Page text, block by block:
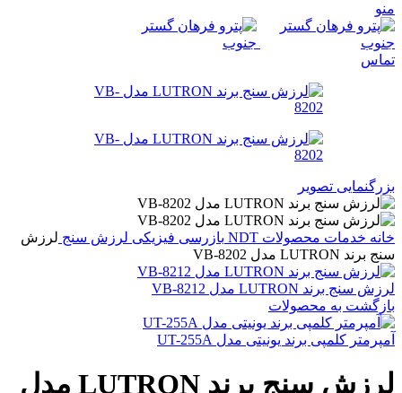
منو
تماس
بزرگنمایی تصویر
خانه خدمات محصولات NDT بازرسی فیزیکی لرزش سنج لرزش
سنج برند LUTRON مدل VB-8202
لرزش سنج برند LUTRON مدل VB-8212
بازگشت به محصولات
آمپرمتر کلمپی برند یونیتی مدل UT-255A
لرزش سنج برند LUTRON مدل